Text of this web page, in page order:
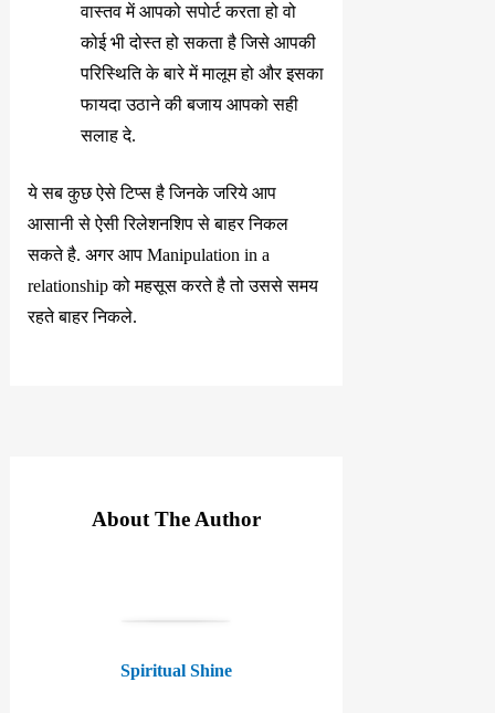
वास्तव में आपको सपोर्ट करता हो वो
कोई भी दोस्त हो सकता है जिसे आपकी
परिस्थिति के बारे में मालूम हो और इसका
फायदा उठाने की बजाय आपको सही
सलाह दे.
ये सब कुछ ऐसे टिप्स है जिनके जरिये आप
आसानी से ऐसी रिलेशनशिप से बाहर निकल
सकते है. अगर आप Manipulation in a
relationship को महसूस करते है तो उससे समय
रहते बाहर निकले.
About The Author
Spiritual Shine